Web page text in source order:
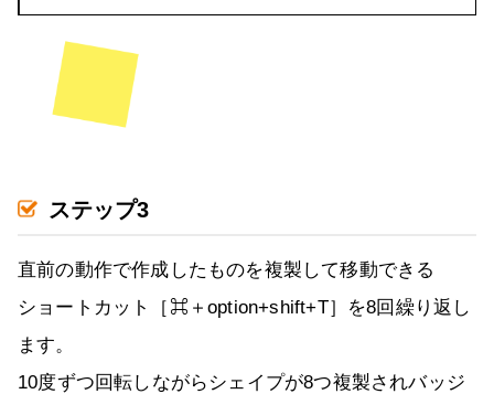
ステップ3
直前の動作で作成したものを複製して移動できる
ショートカット［⌘＋option+shift+T］を8回繰り返し
ます。
10度ずつ回転しながらシェイプが8つ複製されバッジ